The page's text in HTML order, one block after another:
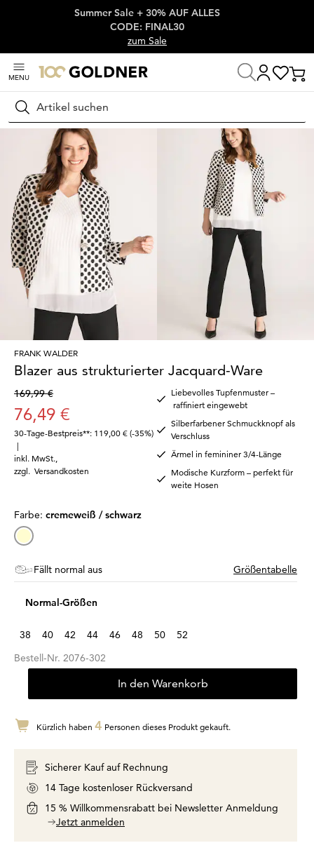
Überspringe Navigation, direkt zum Content
Summer Sale + 30% AUF ALLES
CODE: FINAL30
zum Sale
MENU
Suchen
Startseite Damenmode
FRANK WALDER
Blazer aus strukturierter Jacquard-Ware
169,99 €
76,49 €
30-Tage-Bestpreis**: 119,00 € (-35%)
|
inkl. MwSt.
zzgl. Versandkosten
Liebevolles Tupfenmuster –
raffiniert eingewebt
Silberfarbener Schmuckknopf als
Verschluss
Ärmel in femininer 3/4-Länge
Modische Kurzform – perfekt für
weite Hosen
Farbe: cremeweiß / schwarz
Fällt normal aus Größentabelle
Normal-Größen
38 40 42 44 46 48 50
52
Bestell-Nr. 2076-302
In den Warenkorb
Kürzlich haben 4 Personen dieses Produkt gekauft.
Sicherer Kauf auf Rechnung
14 Tage kostenloser Rückversand
15 % Willkommensrabatt bei Newsletter Anmeldung
Jetzt anmelden